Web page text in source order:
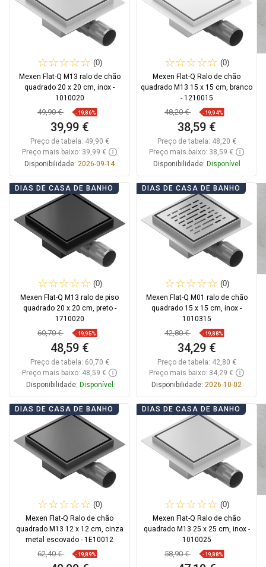
(0)
Mexen Flat-Q M13 ralo de chão
quadrado 20 x 20 cm, inox -
1010020
49,90 € -19,86%
39,99 €
Preço de tabela: 49,90 €
Preço mais baixo: 39,99 €
Disponibilidade: 2026-09-14
Adicionar
Favoritos
Comparar
(0)
Mexen Flat-Q Ralo de chão
quadrado M13 15 x 15 cm, branco
- 1210015
48,20 € -19,94%
38,59 €
Preço de tabela: 48,20 €
Preço mais baixo: 38,59 €
Disponibilidade: Disponível
Adicionar
favorite_border Favoritos
Comparar
DIAS DE CASA DE BANHO
(0)
Mexen Flat-Q M13 ralo de piso
quadrado 20 x 20 cm, preto -
1710020
60,70 € -19,95%
48,59 €
Preço de tabela: 60,70 €
Preço mais baixo: 48,59 €
Disponibilidade: Disponível
Adicionar
Favoritos
Comparar
DIAS DE CASA DE BANHO
(0)
Mexen Flat-Q M01 ralo de chão
quadrado 15 x 15 cm, inox -
1010315
42,80 € -19,88%
34,29 €
Preço de tabela: 42,80 €
Preço mais baixo: 34,29 €
Disponibilidade: 2026-10-02
Adicionar
Favoritos
Comparar
DIAS DE CASA DE BANHO
(0)
Mexen Flat-Q Ralo de chão
quadrado M13 12 x 12 cm, cinza
metal escovado - 1E10012
62,40 € -19,89%
DIAS DE CASA DE BANHO
(0)
Mexen Flat-Q Ralo de chão
quadrado M13 25 x 25 cm, inox -
1010025
58,90 € -19,88%